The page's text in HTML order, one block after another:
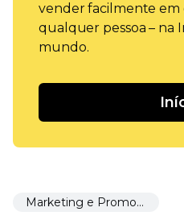
vender facilmente
qualquer pessoa – na
mundo.
Marketing e Promoção